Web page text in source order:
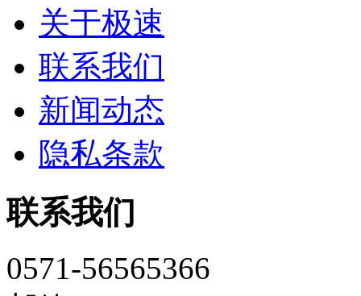
关于极速
联系我们
新闻动态
隐私条款
联系我们
0571-56565366